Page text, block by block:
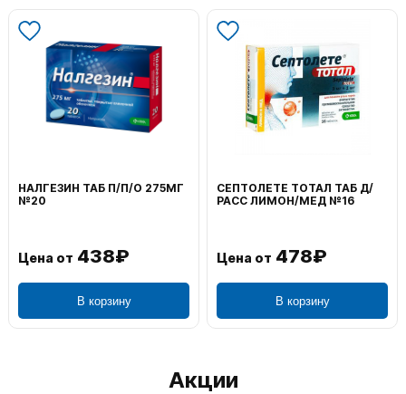
НАЛГЕЗИН ТАБ П/П/О 275МГ
№20
Цена от 438₽
В корзину
СЕПТОЛЕТЕ ТОТАЛ ТАБ Д/
РАСС ЛИМОН/МЕД №16
Цена от 478₽
В корзину
Акции